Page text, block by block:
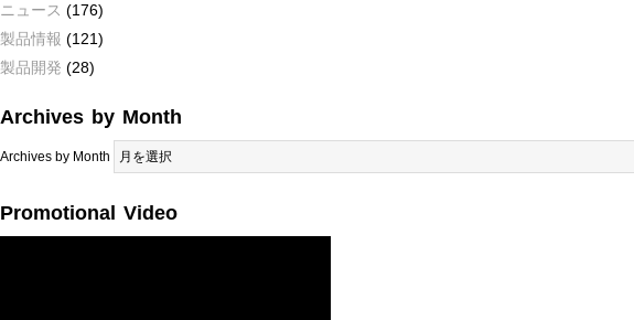
ニュース (176)
製品情報 (121)
製品開発 (28)
Archives by Month
Archives by Month
Promotional Video